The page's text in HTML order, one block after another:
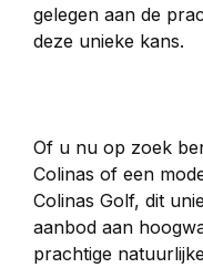
gelegen aan de
deze unieke kans.
Of u nu op zoek
Colinas of een
Colinas Golf, dit
aanbod aan
prachtige